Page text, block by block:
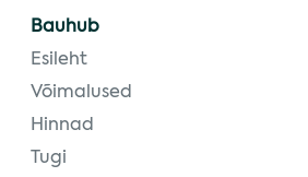
Bauhub
Esileht
Võimalused
Hinnad
Tugi